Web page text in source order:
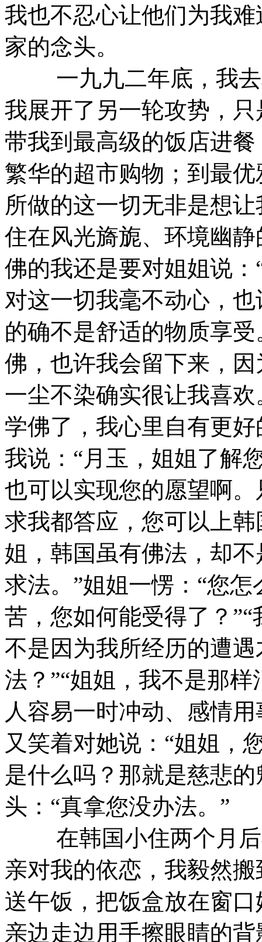
我也不忍心让他们为我
家的念头。
一九九二年底，我去
我展开了另一轮攻势，
带我到最高级的饭店进
繁华的超市购物；到最
所做的这一切无非是想
住在风光旖旎、环境幽
佛的我还是要对姐姐说
对这一切我毫不动心，
的确不是舒适的物质享
佛，也许我会留下来，
一尘不染确实很让我喜
学佛了，我心里自有更
我说：“月玉，姐姐了解
也可以实现您的愿望啊
求我都答应，您可以上
姐，韩国虽有佛法，却
求法。”姐姐一愣：“您
苦，您如何能受得了？
不是因为我所经历的遭
法？”“姐姐，我不是那
人容易一时冲动、感情
又笑着对她说：“姐姐，
是什么吗？那就是慈悲
头：“真拿您没办法。”
在韩国小住两个月后
亲对我的依恋，我毅然
送午饭，把饭盒放在窗
亲边走边用手擦眼睛的